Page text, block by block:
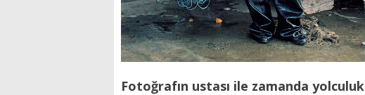
Fotoğrafın ustası ile zamanda yolculuk